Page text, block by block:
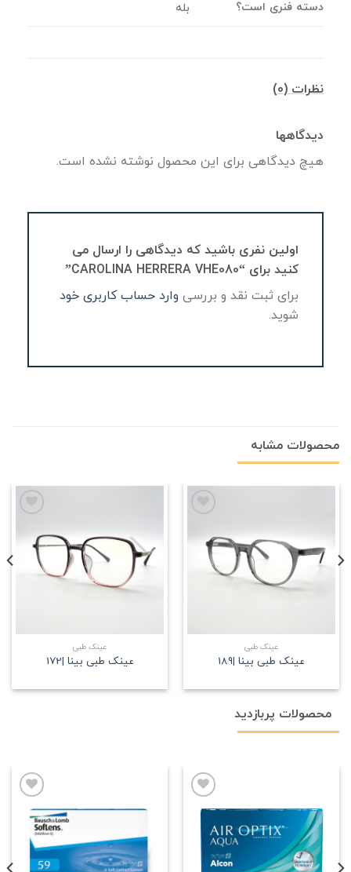
دسته فنری است؟ بله
نظرات (0)
دیدگاهها
هیچ دیدگاهی برای این محصول نوشته نشده است.
اولین نفری باشید که دیدگاهی را ارسال می
کنید برای “CAROLINA HERRERA VHE080”
برای ثبت نقد و بررسی وارد حساب کاربری خود
شوید.
محصولات مشابه
علاقه
مندی
عینک طبی
عینک طبی بینا |189
علاقه
مندی
عینک طبی
عینک طبی بینا |172
محصولات پربازدید
مندی
علاقه
مندی